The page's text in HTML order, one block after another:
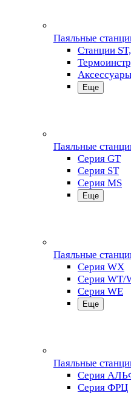
Паяльные
Станции
Аксессуары
Еще
Паяльные
Серия GT
Серия ST
Серия MS
Еще
Паяльные
Серия WX
Серия WT/
Серия WE
Еще
Паяльные
Серия
Серия ФРЦ